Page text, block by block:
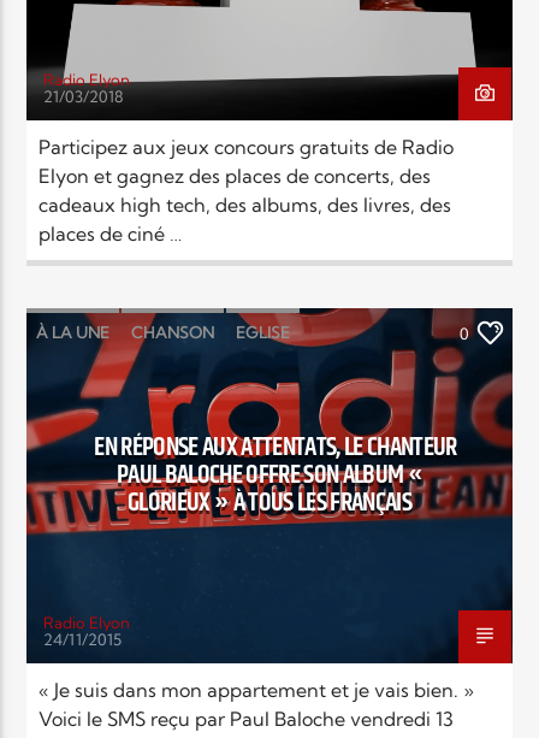
Radio Elyon
21/03/2018
Participez aux jeux concours gratuits de Radio
Elyon et gagnez des places de concerts, des
cadeaux high tech, des albums, des livres, des
places de ciné …
À LA UNE CHANSON EGLISE
POLITIQUE
0
EN RÉPONSE AUX ATTENTATS, LE CHANTEUR
PAUL BALOCHE OFFRE SON ALBUM «
GLORIEUX » À TOUS LES FRANÇAIS
Radio Elyon
24/11/2015
« Je suis dans mon appartement et je vais bien. »
Voici le SMS reçu par Paul Baloche vendredi 13